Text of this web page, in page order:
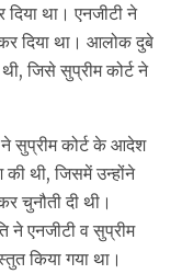
था। एनजीटी ने
दिया था। आलोक दुबे
जिसे सुप्रीम कोर्ट ने
ने सुप्रीम कोर्ट के आदेश
की थी, जिसमें उन्होंने
चुनौती दी थी।
ने एनजीटी व सुप्रीम
किया गया था।